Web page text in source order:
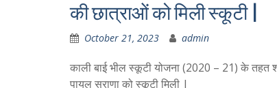
की छात्राओं को मिली स्कूटी |
October 21, 2023 admin
काली बाई भील स्कूटी योजना (2020 – 21) के तहत
पायल सुराणा को स्कूटी मिली |